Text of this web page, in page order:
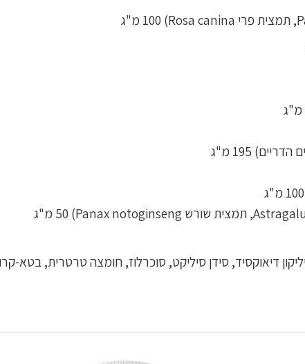
דיאוקסיד, סידן סיליקט, סוכרלוז, חומצה טרטרית,